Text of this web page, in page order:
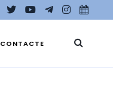
CONTACTE